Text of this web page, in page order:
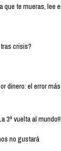
que te mueras, lee
crisis?
dinero: el error más
3ª vuelta al mundo!!!
no gustará